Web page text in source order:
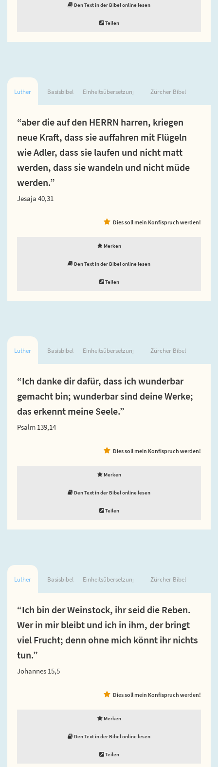
Den Text in der Bibel online lesen
Teilen
Luther Basisbibel Einheitsübersetzung Zürcher Bibel
“aber die auf den HERRN harren, kriegen
neue Kraft, dass sie auffahren mit Flügeln
wie Adler, dass sie laufen und nicht matt
werden, dass sie wandeln und nicht müde
werden.”
Jesaja 40,31
Dies soll mein Konfispruch werden!
Merken
Den Text in der Bibel online lesen
Teilen
Luther Basisbibel Einheitsübersetzung Zürcher Bibel
“Ich danke dir dafür, dass ich wunderbar
gemacht bin; wunderbar sind deine Werke;
das erkennt meine Seele.”
Psalm 139,14
Dies soll mein Konfispruch werden!
Merken
Den Text in der Bibel online lesen
Teilen
Luther Basisbibel Einheitsübersetzung Zürcher Bibel
“Ich bin der Weinstock, ihr seid die Reben.
Wer in mir bleibt und ich in ihm, der bringt
viel Frucht; denn ohne mich könnt ihr nichts
tun.”
Johannes 15,5
Dies soll mein Konfispruch werden!
Merken
Den Text in der Bibel online lesen
Teilen